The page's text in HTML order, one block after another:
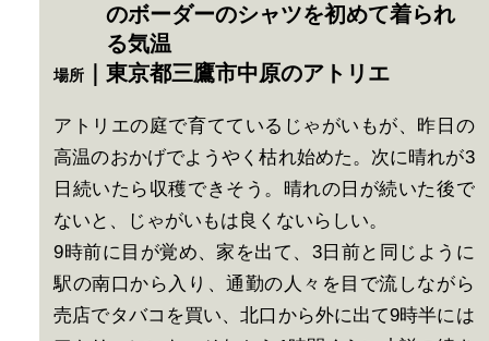
のボーダーのシャツを初めて着られ
る気温
場所 ｜東京都三鷹市中原のアトリエ
アトリエの庭で育てているじゃがいもが、昨日の
高温のおかげでようやく枯れ始めた。次に晴れが3
日続いたら収穫できそう。晴れの日が続いた後で
ないと、じゃがいもは良くないらしい。
9時前に目が覚め、家を出て、3日前と同じように
駅の南口から入り、通勤の人々を目で流しながら
売店でタバコを買い、北口から外に出て9時半には